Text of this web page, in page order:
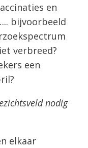
en
bijvoorbeeld
verbreed?
een
nodig
elkaar